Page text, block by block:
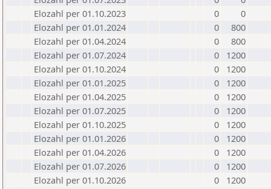
Elozahl per 01.10.2023
0
0
Elozahl per 01.01.2024
0
800
Elozahl per 01.04.2024
0
800
Elozahl per 01.07.2024
0
1200
Elozahl per 01.10.2024
0
1200
Elozahl per 01.01.2025
0
1200
Elozahl per 01.04.2025
0
1200
Elozahl per 01.07.2025
0
1200
Elozahl per 01.10.2025
0
1200
Elozahl per 01.01.2026
0
1200
Elozahl per 01.04.2026
0
1200
Elozahl per 01.07.2026
0
1200
Elozahl per 01.10.2026
0 1200